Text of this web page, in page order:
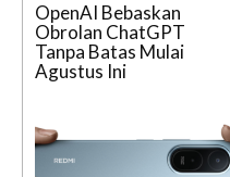
OpenAI Bebaskan
Obrolan ChatGPT
Tanpa Batas Mulai
Agustus Ini